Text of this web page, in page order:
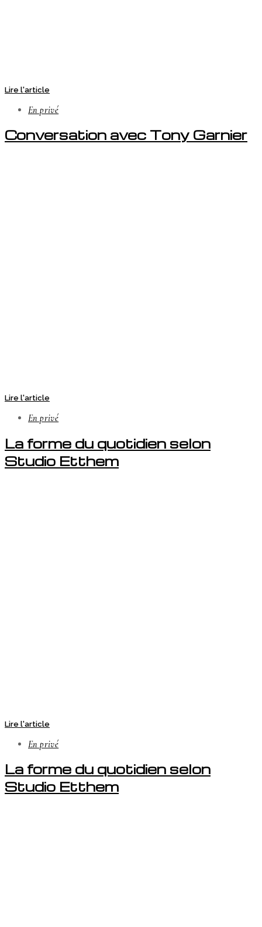
Lire l'article
En privé
Conversation avec Tony Garnier
Lire l'article
En privé
La forme du quotidien selon
Studio Etthem
Lire l'article
En privé
La forme du quotidien selon
Studio Etthem